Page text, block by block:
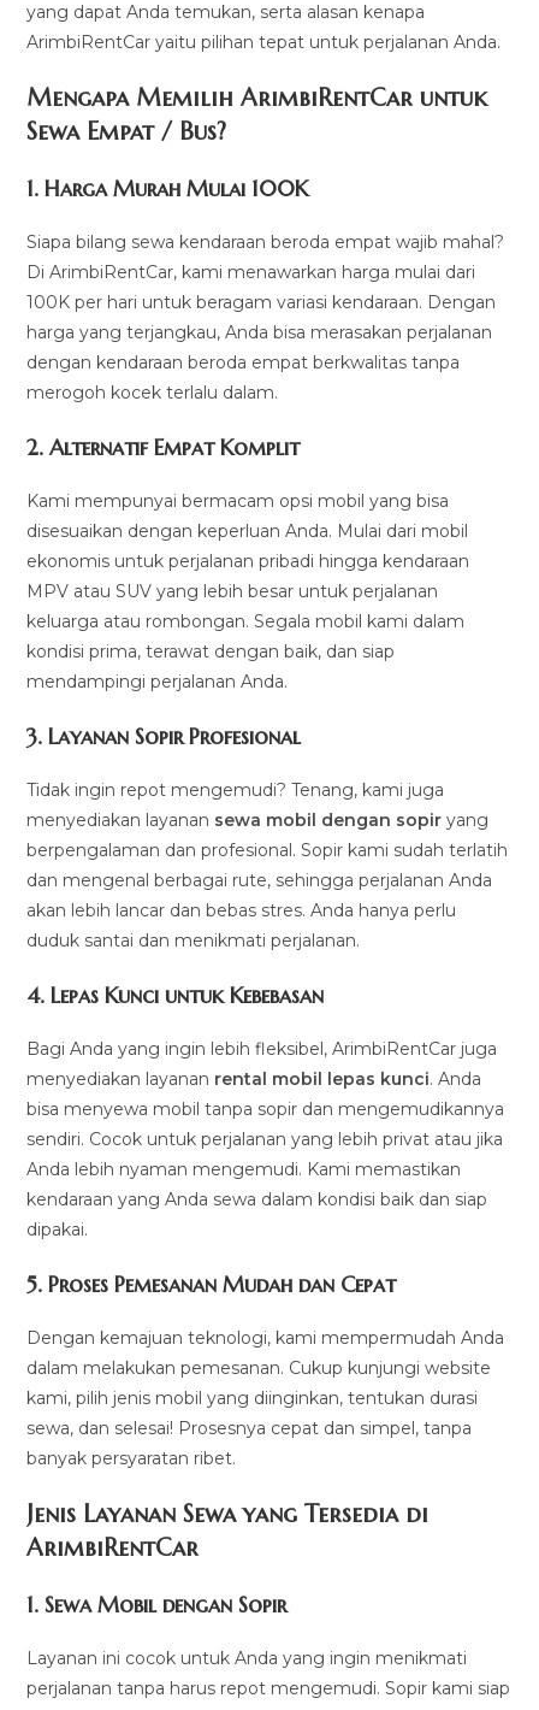
yang dapat Anda temukan, serta alasan kenapa
ArimbiRentCar yaitu pilihan tepat untuk perjalanan Anda.
Mengapa Memilih ArimbiRentCar untuk
Sewa Empat / Bus?
1.Harga Murah Mulai 100K
Siapa bilang sewa kendaraan beroda empat wajib mahal?
Di ArimbiRentCar, kami menawarkan harga mulai dari
100K per hari untuk beragam variasi kendaraan. Dengan
harga yang terjangkau, Anda bisa merasakan perjalanan
dengan kendaraan beroda empat berkwalitas tanpa
merogoh kocek terlalu dalam.
2. Alternatif Empat Komplit
Kami mempunyai bermacam opsi mobil yang bisa
disesuaikan dengan keperluan Anda. Mulai dari mobil
ekonomis untuk perjalanan pribadi hingga kendaraan
MPV atau SUV yang lebih besar untuk perjalanan
keluarga atau rombongan. Segala mobil kami dalam
kondisi prima, terawat dengan baik, dan siap
mendampingi perjalanan Anda.
3.Layanan Sopir Profesional
Tidak ingin repot mengemudi? Tenang, kami juga
menyediakan layanan sewa mobil dengan sopir yang
berpengalaman dan profesional. Sopir kami sudah terlatih
dan mengenal berbagai rute, sehingga perjalanan Anda
akan lebih lancar dan bebas stres. Anda hanya perlu
duduk santai dan menikmati perjalanan.
4.Lepas Kunci untuk Kebebasan
Bagi Anda yang ingin lebih fleksibel, ArimbiRentCar juga
menyediakan layanan rental mobil lepas kunci. Anda
bisa menyewa mobil tanpa sopir dan mengemudikannya
sendiri. Cocok untuk perjalanan yang lebih privat atau jika
Anda lebih nyaman mengemudi. Kami memastikan
kendaraan yang Anda sewa dalam kondisi baik dan siap
dipakai.
5.Proses Pemesanan Mudah dan Cepat
Dengan kemajuan teknologi, kami mempermudah Anda
dalam melakukan pemesanan. Cukup kunjungi website
kami, pilih jenis mobil yang diinginkan, tentukan durasi
sewa, dan selesai! Prosesnya cepat dan simpel, tanpa
banyak persyaratan ribet.
Jenis Layanan Sewa yang Tersedia di
ArimbiRentCar
1.Sewa Mobil dengan Sopir
Layanan ini cocok untuk Anda yang ingin menikmati
perjalanan tanpa harus repot mengemudi. Sopir kami siap